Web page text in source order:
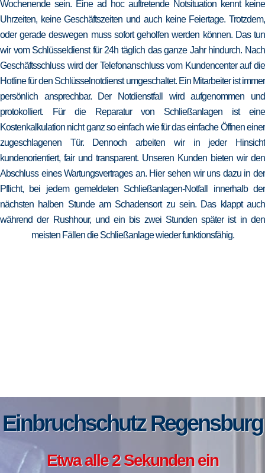
Wochenende sein. Eine ad hoc auftretende Notsituation kennt keine
Uhrzeiten, keine Geschäftszeiten und auch keine Feiertage. Trotzdem,
oder gerade deswegen muss sofort geholfen werden können. Das tun
wir vom Schlüsseldienst für 24h täglich das ganze Jahr hindurch. Nach
Geschäftsschluss wird der Telefonanschluss vom Kundencenter auf die
Hotline für den Schlüsselnotdienst umgeschaltet. Ein Mitarbeiter ist immer
persönlich ansprechbar. Der Notdienstfall wird aufgenommen und
protokolliert. Für die Reparatur von Schließanlagen ist eine
Kostenkalkulation nicht ganz so einfach wie für das einfache Öffnen einer
zugeschlagenen Tür. Dennoch arbeiten wir in jeder Hinsicht
kundenorientiert, fair und transparent. Unseren Kunden bieten wir den
Abschluss eines Wartungsvertrages an. Hier sehen wir uns dazu in der
Pflicht, bei jedem gemeldeten Schließanlagen-Notfall innerhalb der
nächsten halben Stunde am Schadensort zu sein. Das klappt auch
während der Rushhour, und ein bis zwei Stunden später ist in den
meisten Fällen die Schließanlage wieder funktionsfähig.
Einbruchschutz Regensburg
Etwa alle 2 Sekunden ein